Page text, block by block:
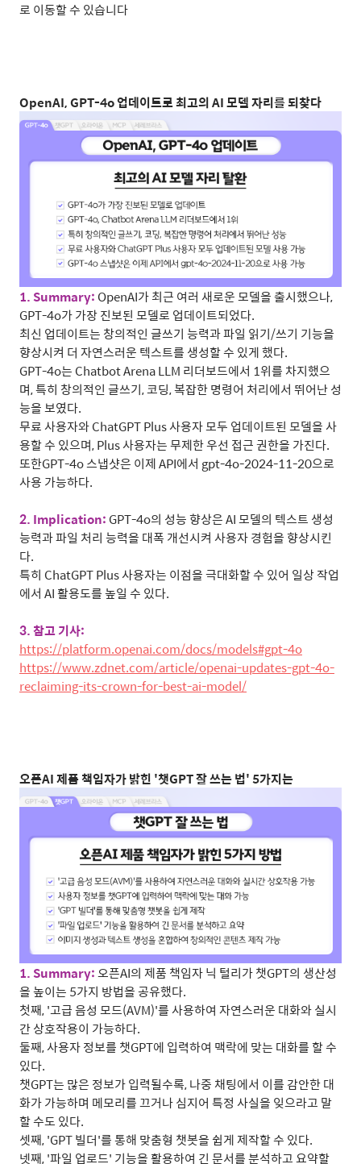
로 이동할수 있습니다
OpenAI, GPT-4o업데이트로 최고의AI모델 자리를 되찾다
1. Summary: OpenAI가 최근 여러 새로운 모델을 출시했으나,
GPT-4o가 가장 진보된 모델로 업데이트되었다.
최신 업데이트는 창의적인 글쓰기 능력과 파일 읽기/쓰기 기능을
향상시켜 더 자연스러운 텍스트를 생성할 수 있게 했다.
GPT-4o는 Chatbot Arena LLM 리더보드에서 1위를 차지했으
며,특히 창의적인 글쓰기,코딩,복잡한 명령어 처리에서 뛰어난 성
능을 보였다.
무료 사용자와ChatGPT Plus사용자 모두 업데이트된 모델을 사
용할 수 있으며, Plus사용자는 무제한 우선 접근 권한을 가진다.
또한GPT-4o스냅샷은 이제API에서 gpt-4o-2024-11-20으로
사용 가능하다.
2. Implication: GPT-4o의 성능 향상은AI모델의 텍스트 생성
능력과 파일 처리 능력을 대폭 개선시켜 사용자 경험을 향상시킨
다.
특히 ChatGPT Plus사용자는 이점을 극대화할 수 있어 일상 작업
에서 AI활용도를 높일 수 있다.
3.참고 기사:
https://platform.openai.com/docs/models#gpt-4o
https://www.zdnet.com/article/openai-updates-gpt-4o-
reclaiming-its-crown-for-best-ai-model/
오픈AI제품 책임자가 밝힌 '챗GPT잘 쓰는 법' 5가지는
1. Summary:오픈AI의 제품 책임자 닉 털리가 챗GPT의 생산성
을 높이는 5가지 방법을 공유했다.
첫째, '고급 음성 모드(AVM)'를 사용하여 자연스러운 대화와 실시
간 상호작용이 가능하다.
둘째,사용자 정보를 챗GPT에 입력하여 맥락에 맞는 대화를 할 수
있다.
챗GPT는 많은 정보가 입력될수록,나중 채팅에서 이를 감안한 대
화가 가능하며 메모리를 끄거나 심지어 특정 사실을 잊으라고 말
할 수도 있다.
셋째, 'GPT빌더'를 통해 맞춤형 챗봇을 쉽게 제작할 수 있다.
넷째, '파일 업로드' 기능을 활용하여 긴 문서를 분석하고 요약할